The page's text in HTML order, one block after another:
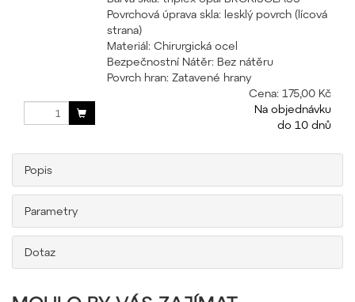
Povrchová úprava skla: lesklý povrch (lícová
strana)
Materiál: Chirurgická ocel
Bezpečnostní Nátěr: Bez nátěru
Povrch hran: Zatavené hrany
Cena: 175,00 Kč
Na objednávku
do 10 dnů
Popis
Parametry
Dotaz